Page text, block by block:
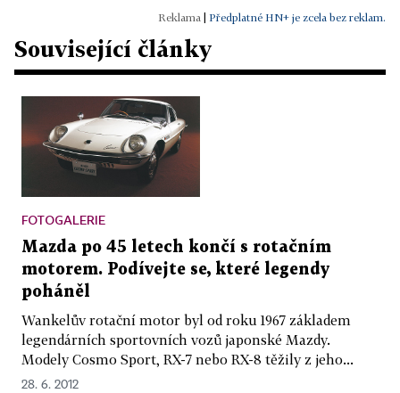
Předplatné HN+ je zcela bez reklam.
Související články
FOTOGALERIE
Mazda po 45 letech končí s rotačním
motorem. Podívejte se, které legendy
poháněl
Wankelův rotační motor byl od roku 1967 základem
legendárních sportovních vozů japonské Mazdy.
Modely Cosmo Sport, RX-7 nebo RX-8 těžily z jeho...
28. 6. 2012